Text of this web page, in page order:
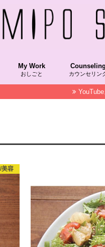
My Work
おしごと
Recipekeisai/レシピ本掲載
COOKPAD/クックパッド
NablusSoap/ナーブルスソー
OfficialColumn/メディア掲載
Counseling
カウンセリン
美容